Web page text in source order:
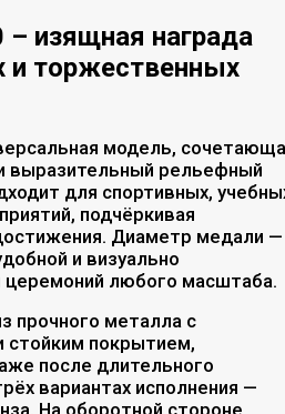
изящная награда
и торжественных
модель,
выразительный рельефный
для спортивных,
подчёркивая
Диаметр медали —
и визуально
церемоний любого масштаба.
прочного металла с
стойким покрытием,
после длительного
вариантах исполнения —
На оборотной стороне